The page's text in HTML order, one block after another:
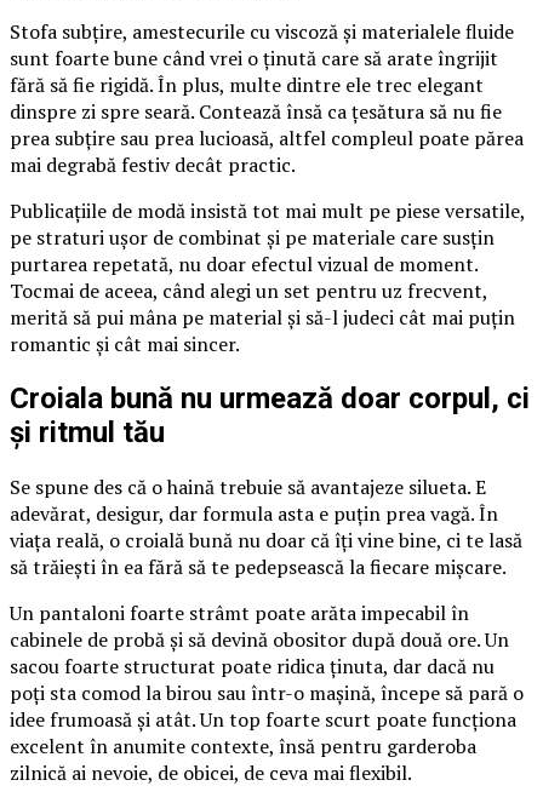
Stofa subțire, amestecurile cu viscoză și materialele fluide
sunt foarte bune când vrei o ținută care să arate îngrijit
fără să fie rigidă. În plus, multe dintre ele trec elegant
dinspre zi spre seară. Contează însă ca țesătura să nu fie
prea subțire sau prea lucioasă, altfel compleul poate părea
mai degrabă festiv decât practic.
Publicațiile de modă insistă tot mai mult pe piese versatile,
pe straturi ușor de combinat și pe materiale care susțin
purtarea repetată, nu doar efectul vizual de moment.
Tocmai de aceea, când alegi un set pentru uz frecvent,
merită să pui mâna pe material și să-l judeci cât mai puțin
romantic și cât mai sincer.
Croiala bună nu urmează doar corpul, ci
și ritmul tău
Se spune des că o haină trebuie să avantajeze silueta. E
adevărat, desigur, dar formula asta e puțin prea vagă. În
viața reală, o croială bună nu doar că îți vine bine, ci te lasă
să trăiești în ea fără să te pedepsească la fiecare mișcare.
Un pantaloni foarte strâmt poate arăta impecabil în
cabinele de probă și să devină obositor după două ore. Un
sacou foarte structurat poate ridica ținuta, dar dacă nu
poți sta comod la birou sau într-o mașină, începe să pară o
idee frumoasă și atât. Un top foarte scurt poate funcționa
excelent în anumite contexte, însă pentru garderoba
zilnică ai nevoie, de obicei, de ceva mai flexibil.